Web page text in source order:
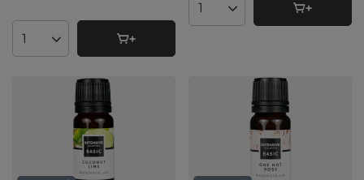
Quantité de produits
Quantité de produits